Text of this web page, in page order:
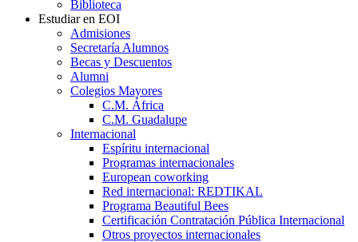
Biblioteca
Estudiar en EOI
Admisiones
Secretaría Alumnos
Becas y Descuentos
Alumni
Colegios Mayores
C.M. África
C.M. Guadalupe
Internacional
Espíritu internacional
Programas internacionales
European coworking
Red internacional: REDTIKAL
Programa Beautiful Bees
Certificación Contratación Pública Internacional
Otros proyectos internacionales